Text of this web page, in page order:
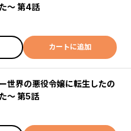
～ 第4話
カートに追加
世界の悪役令嬢に転生したの
～ 第5話